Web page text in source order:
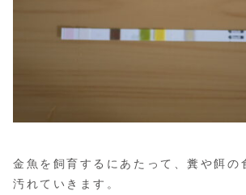
金魚を飼育するにあたって、糞や餌の
汚れていきます。